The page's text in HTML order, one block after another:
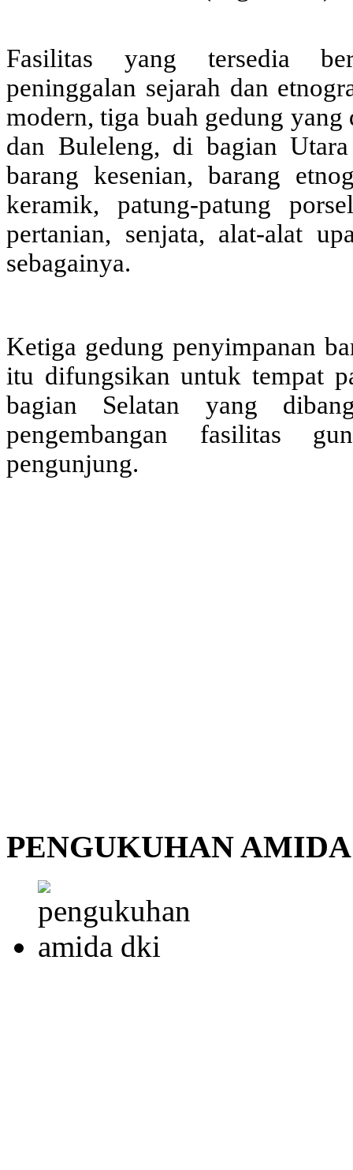
Fasilitas yang tersedia
peninggalan sejarah dan
modern, tiga buah gedung
dan Buleleng, di bagian
barang kesenian, barang
keramik, patung-patung
pertanian, senjata, alat-alat
sebagainya.
Ketiga gedung penyimpanan
itu difungsikan untuk tempat
bagian Selatan yang
pengembangan fasilitas
pengunjung.
PENGUKUHAN